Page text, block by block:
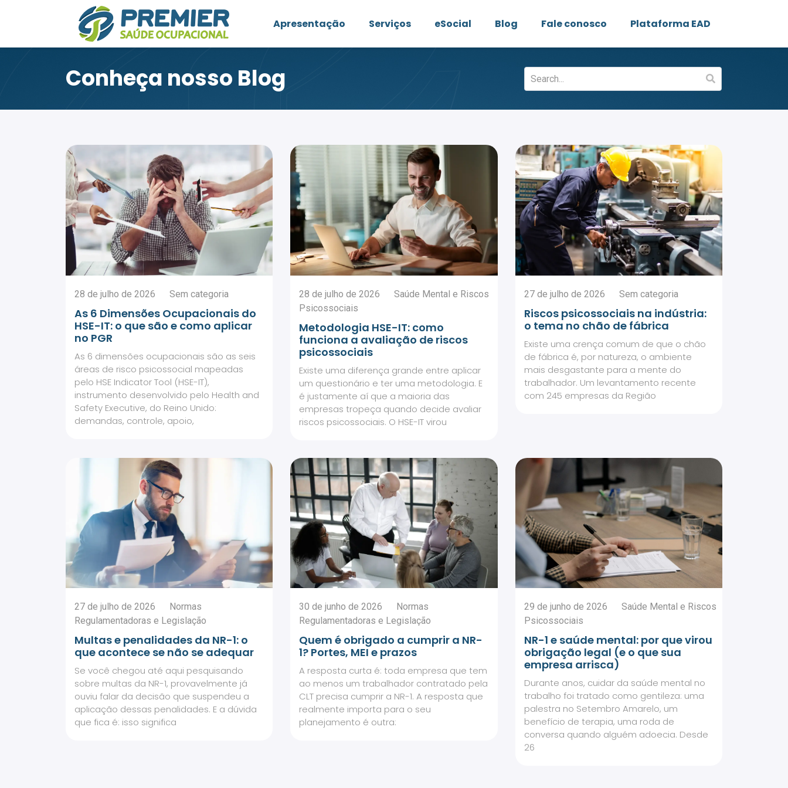
Apresentação Serviços eSocial Blog Fale conosco Plataforma EAD
Conheça nosso Blog
28 de julho de 2026 Sem categoria
As 6 Dimensões Ocupacionais do
HSE-IT: o que são e como aplicar
no PGR
As 6 dimensões ocupacionais são as seis
áreas de risco psicossocial mapeadas
pelo HSE Indicator Tool (HSE-IT),
instrumento desenvolvido pelo Health and
Safety Executive, do Reino Unido:
demandas, controle, apoio,
28 de julho de 2026
Saúde Mental e Riscos
Psicossociais
Metodologia HSE-IT: como
funciona a avaliação de riscos
psicossociais
Existe uma diferença grande entre aplicar
um questionário e ter uma metodologia. E
é justamente aí que a maioria das
empresas tropeça quando decide avaliar
riscos psicossociais. O HSE-IT virou
27 de julho de 2026 Sem categoria
Riscos psicossociais na indústria:
o tema no chão de fábrica
Existe uma crença comum de que o chão
de fábrica é, por natureza, o ambiente
mais desgastante para a mente do
trabalhador. Um levantamento recente
com 245 empresas da Região
27 de julho de 2026
Normas
Regulamentadoras e Legislação
Multas e penalidades da NR-1: o
que acontece se não se adequar
Se você chegou até aqui pesquisando
sobre multas da NR-1, provavelmente já
ouviu falar da decisão que suspendeu a
aplicação dessas penalidades. E a dúvida
que fica é: isso significa
30 de junho de 2026
Normas
Regulamentadoras e Legislação
Quem é obrigado a cumprir a NR-
1? Portes, MEI e prazos
A resposta curta é: toda empresa que tem
ao menos um trabalhador contratado pela
CLT precisa cumprir a NR-1. A resposta que
realmente importa para o seu
planejamento é outra:
29 de junho de 2026
Saúde Mental e Riscos
Psicossociais
NR-1 e saúde mental: por que virou
obrigação legal (e o que sua
empresa arrisca)
Durante anos, cuidar da saúde mental no
trabalho foi tratado como gentileza: uma
palestra no Setembro Amarelo, um
benefício de terapia, uma roda de
conversa quando alguém adoecia. Desde
26